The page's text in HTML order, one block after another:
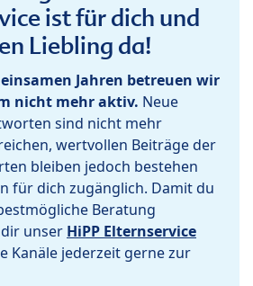
ist für dich und
Liebling da!
Jahren betreuen wir
nicht mehr aktiv. Neue
sind nicht mehr
wertvollen Beiträge der
bleiben jedoch bestehen
für dich zugänglich. Damit du
Beratung
unser HiPP Elternservice
Kanäle jederzeit gerne zur